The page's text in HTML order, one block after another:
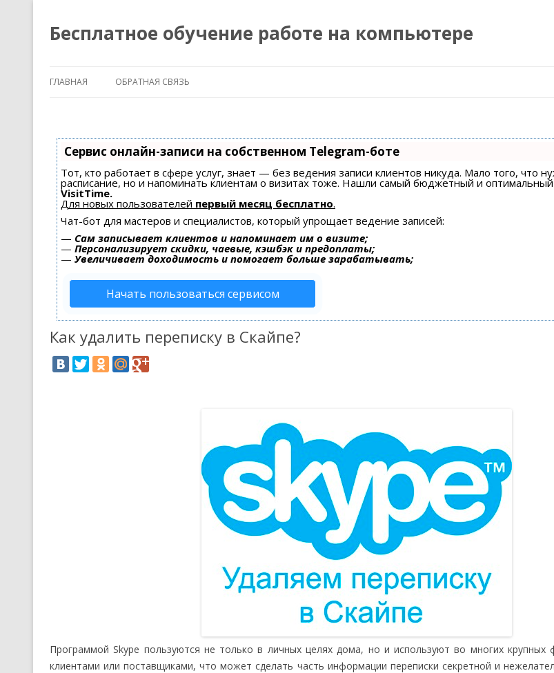
Бесплатное обучение работе на компьютере
ГЛАВНАЯ ОБРАТНАЯ СВЯЗЬ
Сервис онлайн-записи на собственном Telegram-боте
Тот, кто работает в сфере услуг, знает — без ведения записи клиентов никуда. Мало того, что
расписание, но и напоминать клиентам о визитах тоже. Нашли самый бюджетный и оптимальный
VisitTime.
Для новых пользователей первый месяц бесплатно.
Чат-бот для мастеров и специалистов, который упрощает ведение записей:
— Сам записывает клиентов и напоминает им о визите;
— Персонализирует скидки, чаевые, кэшбэк и предоплаты;
— Увеличивает доходимость и помогает больше зарабатывать;
Начать пользоваться сервисом
Как удалить переписку в Скайпе?
Программой Skype пользуются не только в личных целях дома, но и используют во многих
клиентами или поставщиками, что может сделать часть информации переписки секретной и